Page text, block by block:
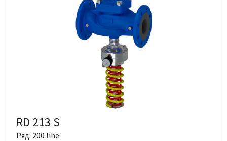
RD 213 S
Ряд: 200 line